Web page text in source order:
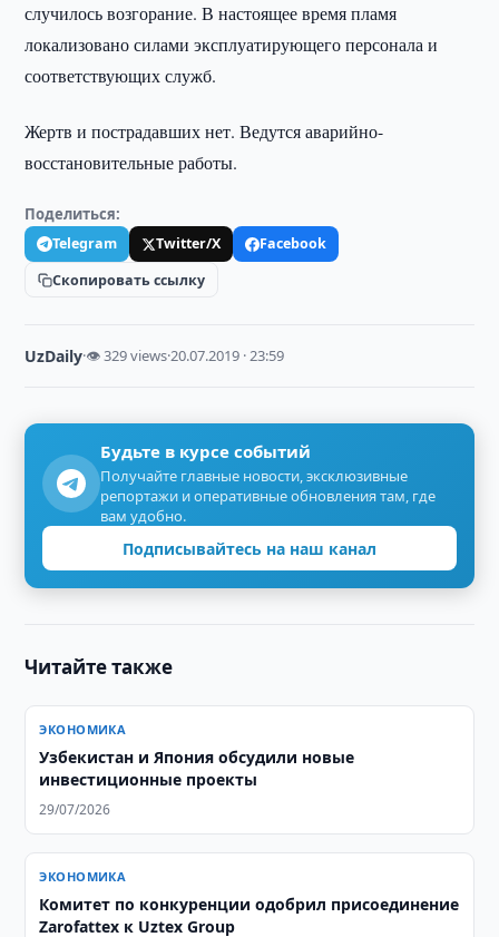
случилось возгорание. В настоящее время пламя
локализовано силами эксплуатирующего персонала и
соответствующих служб.
Жертв и пострадавших нет. Ведутся аварийно-
восстановительные работы.
Поделиться:
Telegram Twitter/X
Facebook
Скопировать ссылку
UzDaily·👁 329 views·20.07.2019 · 23:59
Будьте в курсе событий
Получайте главные новости, эксклюзивные
репортажи и оперативные обновления там, где
вам удобно.
Подписывайтесь на наш канал
Читайте также
ЭКОНОМИКА
Узбекистан и Япония обсудили новые
инвестиционные проекты
29/07/2026
ЭКОНОМИКА
Комитет по конкуренции одобрил присоединение
Zarofattex к Uztex Group